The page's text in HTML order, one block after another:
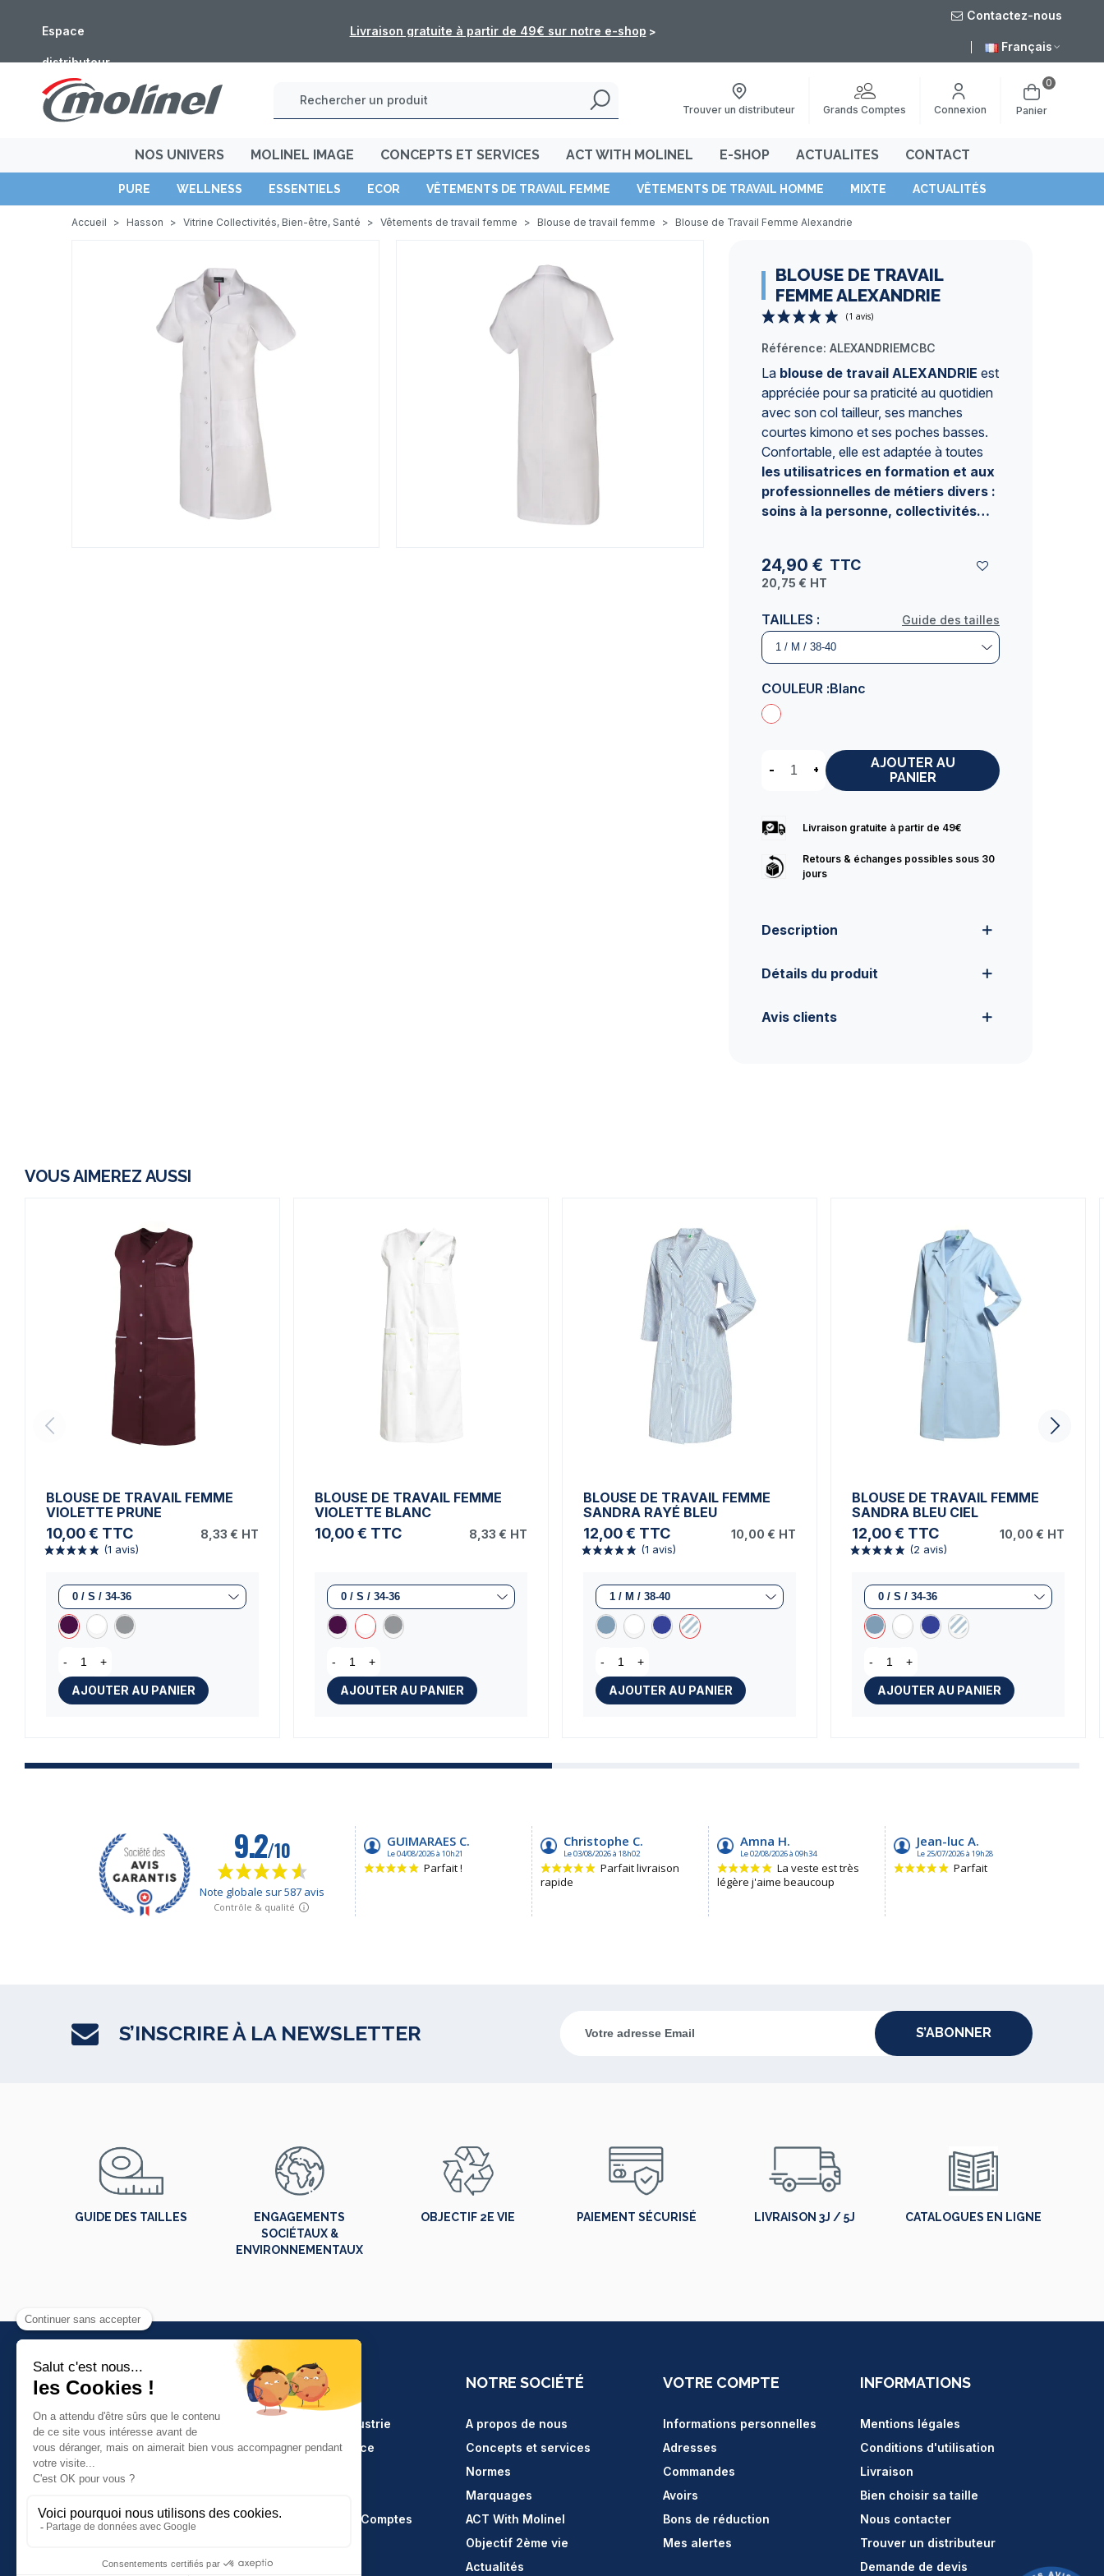
Espace
distributeur
5 au 16 août Livraison gratuite à partir de 49€ sur notre e-shop >
Contactez-nous
Français
Trouver un distributeur Grands Comptes Connexion Panier
0
NOS UNIVERS MOLINEL IMAGE CONCEPTS ET SERVICES ACT WITH MOLINEL E-SHOP ACTUALITES CONTACT
PURE WELLNESS ESSENTIELS ECOR VÊTEMENTS DE TRAVAIL FEMME VÊTEMENTS DE TRAVAIL HOMME MIXTE ACTUALITÉS
Accueil > Hasson > Vitrine Collectivités, Bien-être, Santé > Vêtements de travail femme > Blouse de travail femme > Blouse de Travail Femme Alexandrie
BLOUSE DE TRAVAIL
FEMME ALEXANDRIE
(1 avis)
Référence: ALEXANDRIEMCBC
La blouse de travail ALEXANDRIE est
appréciée pour sa praticité au quotidien
avec son col tailleur, ses manches
courtes kimono et ses poches basses.
Confortable, elle est adaptée à toutes
les utilisatrices en formation et aux
professionnelles de métiers divers :
soins à la personne, collectivités…
24,90 € TTC
20,75 € HT
Guide des tailles
TAILLES :
COULEUR :Blanc
- +
AJOUTER AU
PANIER
Livraison gratuite à partir de 49€
Retours & échanges possibles sous 30
jours
Description
Détails du produit
Avis clients
VOUS AIMEREZ AUSSI
BLOUSE DE TRAVAIL FEMME
VIOLETTE PRUNE
10,00 € TTC
(1 avis)
8,33 € HT
- +
AJOUTER AU PANIER
BLOUSE DE TRAVAIL FEMME
VIOLETTE BLANC
10,00 € TTC 8,33 € HT
- +
AJOUTER AU PANIER
BLOUSE DE TRAVAIL FEMME
SANDRA RAYÉ BLEU
12,00 € TTC
(1 avis)
10,00 € HT
- +
AJOUTER AU PANIER
BLOUSE DE TRAVAIL FEMME
SANDRA BLEU CIEL
12,00 € TTC
(2 avis)
10,00 € HT
- +
AJOUTER AU PANIER
S’INSCRIRE À LA NEWSLETTER S’ABONNER
GUIDE DES TAILLES
ENGAGEMENTS
SOCIÉTAUX &
ENVIRONNEMENTAUX
OBJECTIF 2E VIE PAIEMENT SÉCURISÉ LIVRAISON 3J / 5J CATALOGUES EN LIGNE
Molinel Lille
03.20.38.70.00
04.74.65.20.25
PRODUITS
Artisanat et industrie
Cuisine et service
Espace Grands Comptes
NOTRE SOCIÉTÉ
A propos de nous
Concepts et services
Normes
Marquages
ACT With Molinel
Objectif 2ème vie
Actualités
VOTRE COMPTE
Informations personnelles
Adresses
Commandes
Avoirs
Bons de réduction
Mes alertes
INFORMATIONS
Mentions légales
Conditions d'utilisation
Livraison
Bien choisir sa taille
Nous contacter
Trouver un distributeur
Demande de devis